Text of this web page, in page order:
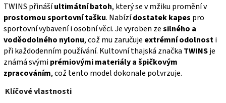
TWINS přinášíultimátní batoh, který se v mžiku promění v
prostornou sportovní tašku. Nabízídostatek kapes pro
sportovní vybavení i osobní věci. Je vyroben zesilného a
voděodolného nylonu, což mu zaručuje extrémní odolnosti
při každodenním používání. Kultovní thajská značka TWINSje
známá svýmiprémiovými materiály a špičkovým
zpracováním, což tento model dokonale potvrzuje.
Klíčové vlastnosti